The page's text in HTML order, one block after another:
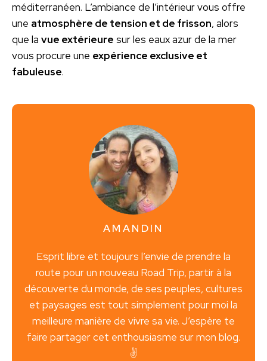
méditerranéen. L’ambiance de l’intérieur vous offre
une atmosphère de tension et de frisson, alors
que la vue extérieure sur les eaux azur de la mer
vous procure une expérience exclusive et
fabuleuse.
AMANDIN
Esprit libre et toujours l’envie de prendre la
route pour un nouveau Road Trip, partir à la
découverte du monde, de ses peuples, cultures
et paysages est tout simplement pour moi la
meilleure manière de vivre sa vie. J’espère te
faire partager cet enthousiasme sur mon blog.
✌️